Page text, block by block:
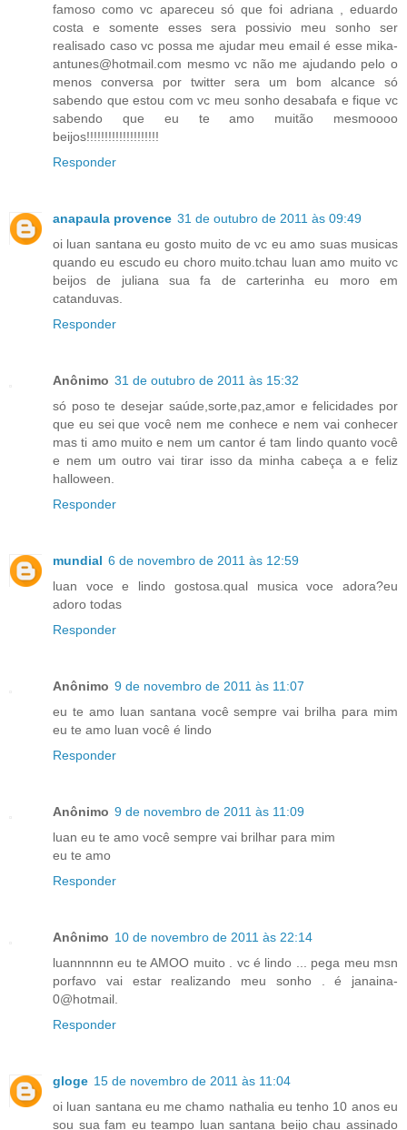
famoso como vc apareceu só que foi adriana , eduardo
costa e somente esses sera possivio meu sonho ser
realisado caso vc possa me ajudar meu email é esse mika-
antunes@hotmail.com mesmo vc não me ajudando pelo o
menos conversa por twitter sera um bom alcance só
sabendo que estou com vc meu sonho desabafa e fique vc
sabendo que eu te amo muitão mesmoooo
beijos!!!!!!!!!!!!!!!!!!!!
Responder
anapaula provence 31 de outubro de 2011 às 09:49
oi luan santana eu gosto muito de vc eu amo suas musicas
quando eu escudo eu choro muito.tchau luan amo muito vc
beijos de juliana sua fa de carterinha eu moro em
catanduvas.
Responder
Anônimo 31 de outubro de 2011 às 15:32
só poso te desejar saúde,sorte,paz,amor e felicidades por
que eu sei que você nem me conhece e nem vai conhecer
mas ti amo muito e nem um cantor é tam lindo quanto você
e nem um outro vai tirar isso da minha cabeça a e feliz
halloween.
Responder
mundial 6 de novembro de 2011 às 12:59
luan voce e lindo gostosa.qual musica voce adora?eu
adoro todas
Responder
Anônimo 9 de novembro de 2011 às 11:07
eu te amo luan santana você sempre vai brilha para mim
eu te amo luan você é lindo
Responder
Anônimo 9 de novembro de 2011 às 11:09
luan eu te amo você sempre vai brilhar para mim
eu te amo
Responder
Anônimo 10 de novembro de 2011 às 22:14
luannnnnn eu te AMOO muito . vc é lindo ... pega meu msn
porfavo vai estar realizando meu sonho . é janaina-
0@hotmail.
Responder
gloge 15 de novembro de 2011 às 11:04
oi luan santana eu me chamo nathalia eu tenho 10 anos eu
sou sua fam eu teampo luan santana beijo chau assinado